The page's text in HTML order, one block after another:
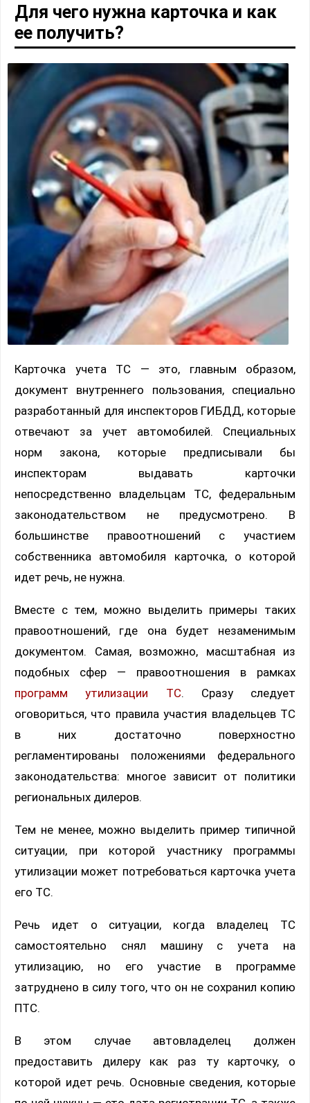
Для чего нужна карточка и как
ее получить?
Карточка учета ТС — это, главным образом,
документ внутреннего пользования, специально
разработанный для инспекторов ГИБДД, которые
отвечают за учет автомобилей. Специальных
норм закона, которые предписывали бы
инспекторам выдавать карточки
непосредственно владельцам ТС, федеральным
законодательством не предусмотрено. В
большинстве правоотношений с участием
собственника автомобиля карточка, о которой
идет речь, не нужна.
Вместе с тем, можно выделить примеры таких
правоотношений, где она будет незаменимым
документом. Самая, возможно, масштабная из
подобных сфер — правоотношения в рамках
программ утилизации ТС. Сразу следует
оговориться, что правила участия владельцев ТС
в них достаточно поверхностно
регламентированы положениями федерального
законодательства: многое зависит от политики
региональных дилеров.
Тем не менее, можно выделить пример типичной
ситуации, при которой участнику программы
утилизации может потребоваться карточка учета
его ТС.
Речь идет о ситуации, когда владелец ТС
самостоятельно снял машину с учета на
утилизацию, но его участие в программе
затруднено в силу того, что он не сохранил копию
ПТС.
В этом случае автовладелец должен
предоставить дилеру как раз ту карточку, о
которой идет речь. Основные сведения, которые